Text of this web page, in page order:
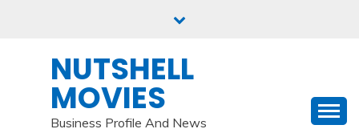
NUTSHELL
MOVIES
Business Profile And News